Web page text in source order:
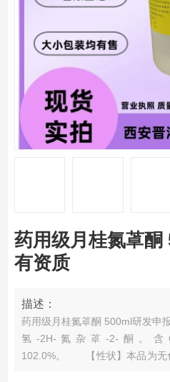
药用级月桂氮䓬酮
有资质
描述：
药用级月桂氮䓬酮 500ml研发申
氢-2H-氮杂䓬-2-酮。含
102.0%。
【性状】本品为无